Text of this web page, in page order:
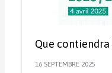
Que contiendra
16 SEPTEMBRE 2025